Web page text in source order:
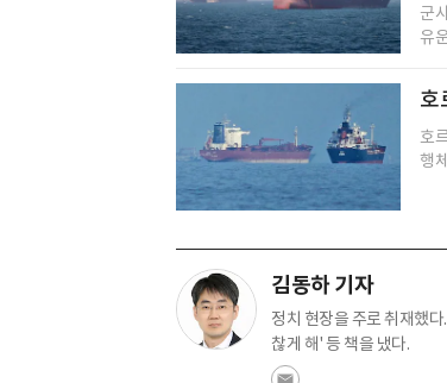
군
유
호
호
행
김동하 기자
정치 현장을 주로 취재했
찮게 해' 등 책을 냈다.